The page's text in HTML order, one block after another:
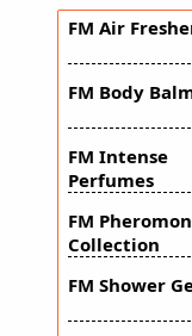
FM Air
FM Body
FM Intense
Perfumes
FM
Collection
FM Shower